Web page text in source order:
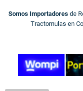
Somos Importadores de
Tractomulas en